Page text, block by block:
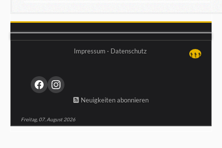
↑↑↑
Impressum · Datenschutz
Neuigkeiten abonnieren
Freitag, 07. August 2026